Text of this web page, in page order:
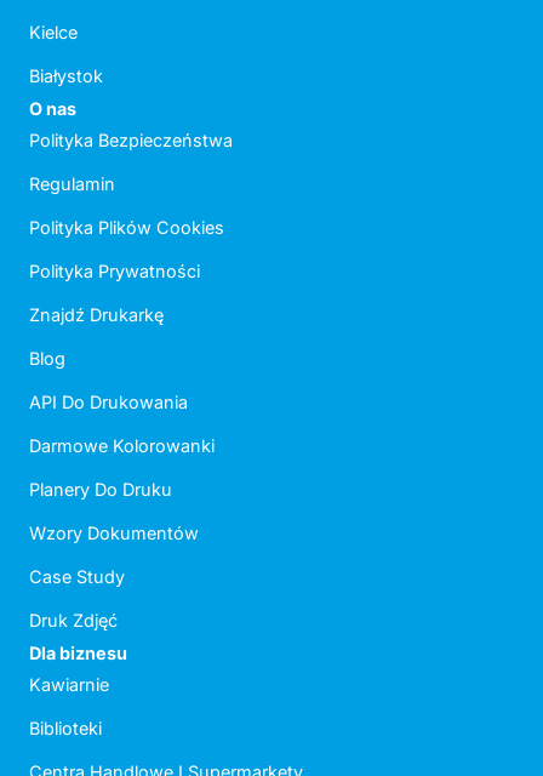
Kielce
Białystok
O nas
Polityka Bezpieczeństwa
Regulamin
Polityka Plików Cookies
Polityka Prywatności
Znajdź Drukarkę
Blog
API Do Drukowania
Darmowe Kolorowanki
Planery Do Druku
Wzory Dokumentów
Case Study
Druk Zdjęć
Dla biznesu
Kawiarnie
Biblioteki
Centra Handlowe I Supermarkety